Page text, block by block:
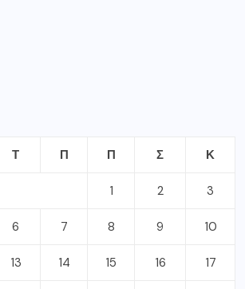
Τ Π Π Σ Κ
1 2 3
6 7 8 9 10
13 14 15 16 17